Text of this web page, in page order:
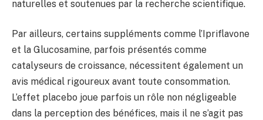
naturelles et soutenues par la recherche scientifique.
Par ailleurs, certains suppléments comme l’Ipriflavone
et la Glucosamine, parfois présentés comme
catalyseurs de croissance, nécessitent également un
avis médical rigoureux avant toute consommation.
L’effet placebo joue parfois un rôle non négligeable
dans la perception des bénéfices, mais il ne s’agit pas